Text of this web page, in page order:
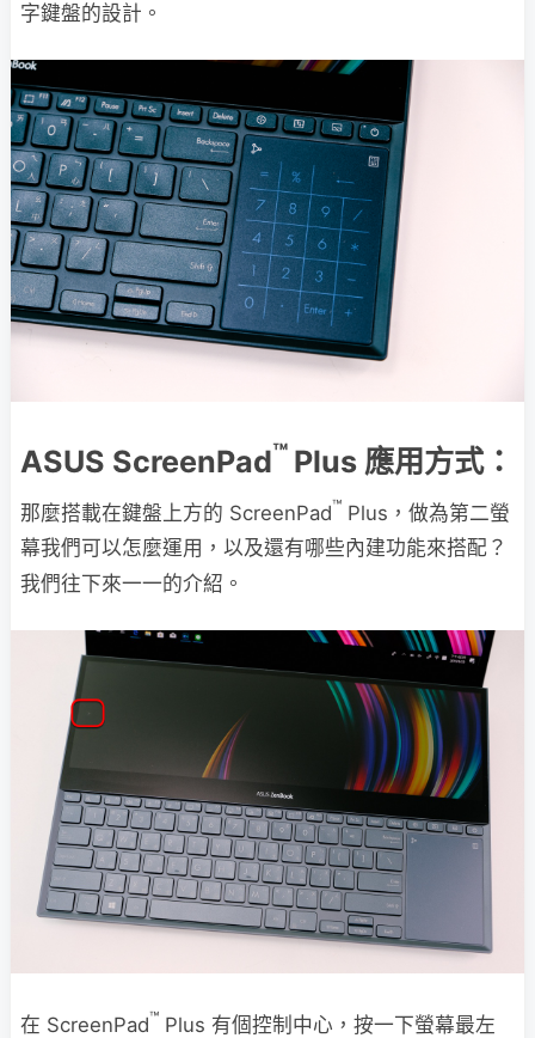
字鍵盤的設計。
ASUS ScreenPad™ Plus 應用方式：
那麼搭載在鍵盤上方的 ScreenPad™ Plus，做為第二螢
幕我們可以怎麼運用，以及還有哪些內建功能來搭配？
我們往下來一一的介紹。
在 ScreenPad™ Plus 有個控制中心，按一下螢幕最左